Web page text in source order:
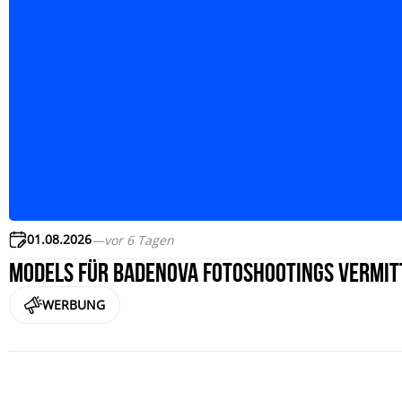
01.08.2026—vor 6 Tagen
Models für badenova Fotoshootings
WERBUNG